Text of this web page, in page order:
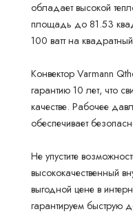
обладает высокой
площадь до 81.53
100 ватт на
Конвектор Varmann
гарантию 10 лет, что
качестве. Рабочее
обеспечивает
Не упустите
высококачественный
выгодной цене в
гарантируем быструю